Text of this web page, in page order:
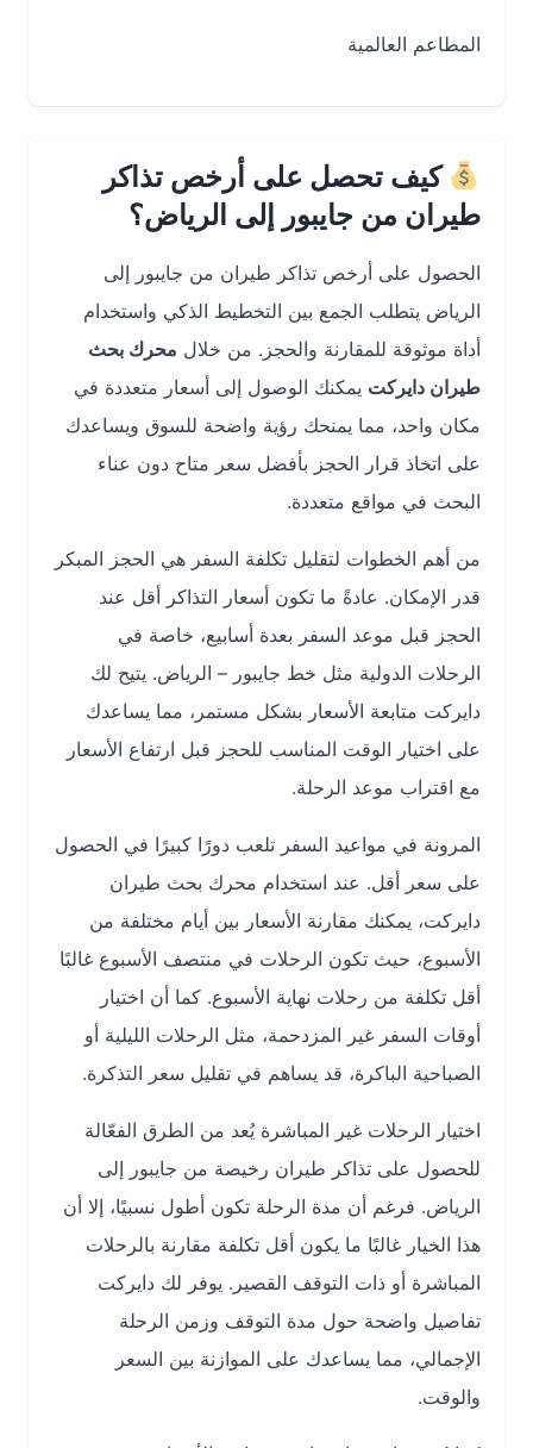
المطاعم العالمية
كيف تحصل على أرخص تذاكر
طيران من جايبور إلى الرياض؟
الحصول على أرخص تذاكر طيران من جايبور إلى
الرياض يتطلب الجمع بين التخطيط الذكي واستخدام
أداة موثوقة للمقارنة والحجز. من خلال محرك بحث
طيران دايركتيمكنك الوصول إلى أسعار متعددة في
مكان واحد، مما يمنحك رؤية واضحة للسوق ويساعدك
على اتخاذ قرار الحجز بأفضل سعر متاح دون عناء
البحث في مواقع متعددة.
من أهم الخطوات لتقليل تكلفة السفر هي الحجز المبكر
قدر الإمكان. عادةً ما تكون أسعار التذاكر أقل عند
الحجز قبل موعد السفر بعدة أسابيع، خاصة في
الرحلات الدولية مثل خط جايبور – الرياض. يتيح لك
دايركت متابعة الأسعار بشكل مستمر، مما يساعدك
على اختيار الوقت المناسب للحجز قبل ارتفاع الأسعار
مع اقتراب موعد الرحلة.
المرونة في مواعيد السفر تلعب دورًا كبيرًا في الحصول
على سعر أقل. عند استخدام محرك بحث طيران
دايركت، يمكنك مقارنة الأسعار بين أيام مختلفة من
الأسبوع، حيث تكون الرحلات في منتصف الأسبوع غالبًا
أقل تكلفة من رحلات نهاية الأسبوع. كما أن اختيار
أوقات السفر غير المزدحمة، مثل الرحلات الليلية أو
الصباحية الباكرة، قد يساهم في تقليل سعر التذكرة.
اختيار الرحلات غير المباشرة يُعد من الطرق الفعّالة
للحصول على تذاكر طيران رخيصة من جايبور إلى
الرياض. فرغم أن مدة الرحلة تكون أطول نسبيًا، إلا أن
هذا الخيار غالبًا ما يكون أقل تكلفة مقارنة بالرحلات
المباشرة أو ذات التوقف القصير. يوفر لك دايركت
تفاصيل واضحة حول مدة التوقف وزمن الرحلة
الإجمالي، مما يساعدك على الموازنة بين السعر
والوقت.